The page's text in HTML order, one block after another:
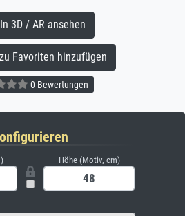
3D / AR ansehen
Favoriten hinzufügen
0 Bewertungen
Höhe (Motiv, cm)